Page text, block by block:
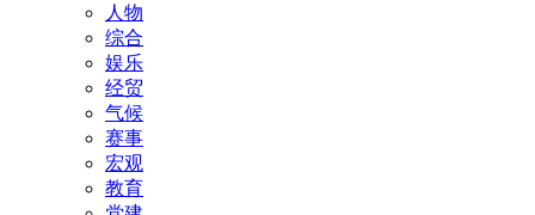
人物
综合
娱乐
经贸
气候
赛事
宏观
教育